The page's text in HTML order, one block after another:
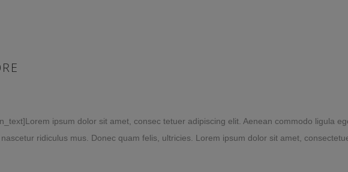
ipsum dolor sit amet, consec tetuer adipiscing elit. Aenean commodo ligula
ridiculus mus. Donec quam felis, ultricies. Lorem ipsum dolor sit amet,